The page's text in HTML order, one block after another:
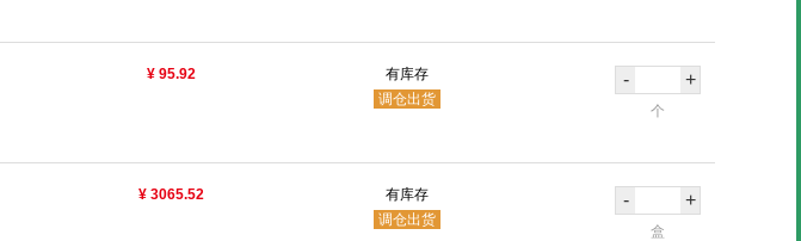
¥ 95.92
有库存
调仓出货
- +
个
¥ 3065.52
有库存
调仓出货
- +
盒